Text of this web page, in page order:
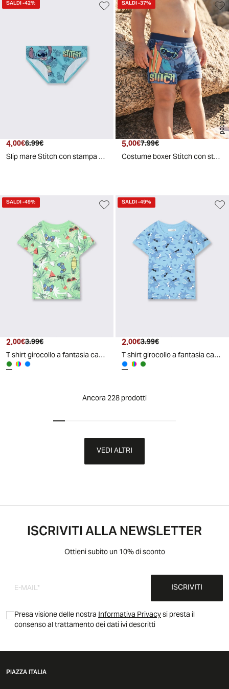
SALDI-42%
Prezzo attuale
4.00€ Prezzo originale
6.99€
Slip mare Stitch con stampa Disney - Turchese
AI generated
SALDI-37%
Prezzo attuale
5.00€ Prezzo originale
7.99€
Costume boxer Stitch con stampa Disney - Blu navy
SALDI-49%
Prezzo attuale
2.00€ Prezzo originale
3.99€
T shirt girocollo a fantasia casual - Verde prato
SALDI-49%
Prezzo attuale
2.00€ Prezzo originale
3.99€
T shirt girocollo a fantasia casual - Azzurro
Ancora 228 prodotti
VEDI ALTRI
ISCRIVITI ALLA NEWSLETTER
Ottieni subito un 10% di sconto
ISCRIVITI
Presa visione delle nostraInformativa Privacysi presta il
consenso al trattamento dei dati ivi descritti
PIAZZA ITALIA